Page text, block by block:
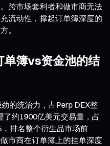
跨市场套利者和做市商无法
流动性，撑起订单簿深度的
。
单簿vs资金池的结
的统治力，占Perp DEX整
约1900亿美元交易量，占
排名整个衍生品市场前
市商在订单簿上的挂单深度